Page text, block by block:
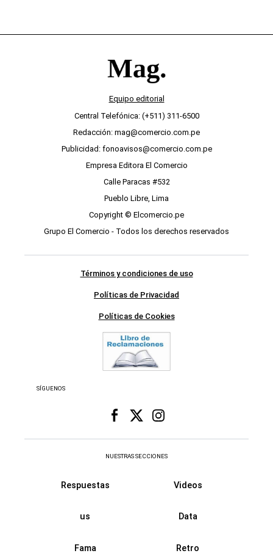
Equipo editorial
Central Telefónica: (+511) 311-6500
Redacción: mag@comercio.com.pe
Publicidad: fonoavisos@comercio.com.pe
Empresa Editora El Comercio
Calle Paracas #532
Pueblo Libre, Lima
Copyright © Elcomercio.pe
Grupo El Comercio - Todos los derechos reservados
Términos y condiciones de uso
Políticas de Privacidad
Políticas de Cookies
SÍGUENOS
NUESTRAS SECCIONES
Respuestas Videos
us Data
Fama Retro